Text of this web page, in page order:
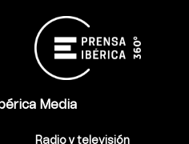
Media
Radio y televisión